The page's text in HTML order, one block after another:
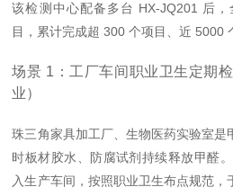
该检测中心配备多台 HX-JQ201 后
目，累计完成超 300 个项目、近 5000
场景 1：工厂车间职业卫生定期
业）
珠三角家具加工厂、生物医药实验室是
时板材胶水、防腐试剂持续释放甲醛
入生产车间，按照职业卫生布点规范